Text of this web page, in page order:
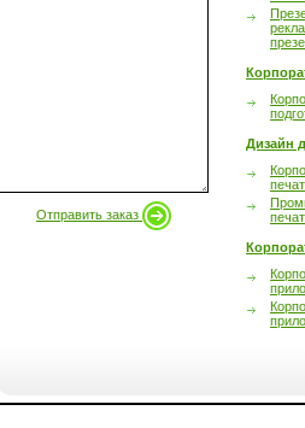
Отправить заказ
Дизайн